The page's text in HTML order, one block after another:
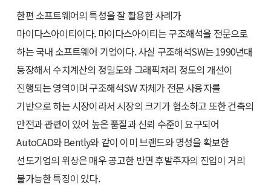
한편 소프트웨어의 특성을 잘 활용한 사례가
마이다스아이티이다. 마이다스아이티는 구조해석을 전문으로
하는 국내 소프트웨어 기업이다. 사실 구조해석SW는 1990년대
등장해서 수치계산의 정밀도와 그래픽처리 정도의 개선이
진행되는 영역이며 구조해석SW 자체가 전문 사용자를
기반으로 하는 시장이라서 시장의 크기가 협소하고 또한 건축의
안전과 관련이 있어 높은 품질과 신뢰 수준이 요구되어
AutoCAD와 Bently와 같이 이미 브랜드와 명성을 확보한
선도기업의 위상은 매우 공고한 반면 후발주자의 진입이 거의
불가능한 특징이 있다.